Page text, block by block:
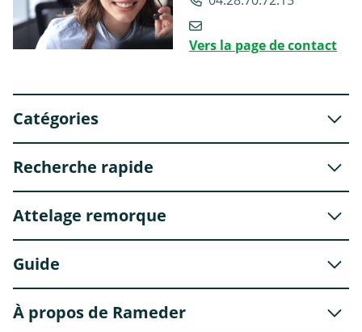
Vers la page de contact
Catégories
Recherche rapide
Attelage remorque
Guide
À propos de Rameder